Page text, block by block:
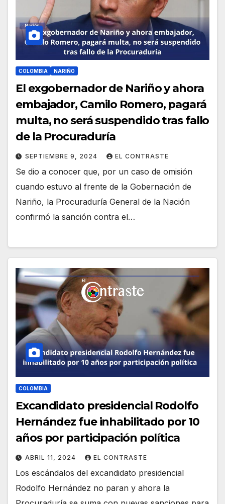
COLOMBIA NARIÑO
El exgobernador de Nariño y ahora
embajador, Camilo Romero, pagará
multa, no será suspendido tras fallo
de la Procuraduría
SEPTIEMBRE 9, 2024 EL CONTRASTE
Se dio a conocer que, por un caso de omisión
cuando estuvo al frente de la Gobernación de
Nariño, la Procuraduría General de la Nación
confirmó la sanción contra el…
COLOMBIA
Excandidato presidencial Rodolfo
Hernández fue inhabilitado por 10
años por participación política
ABRIL 11, 2024 EL CONTRASTE
Los escándalos del excandidato presidencial
Rodolfo Hernández no paran y ahora la